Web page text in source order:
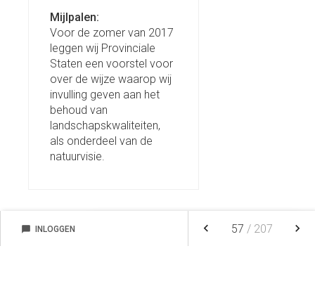
Mijlpalen:
Voor de zomer van 2017
leggen wij Provinciale
Staten een voorstel voor
over de wijze waarop wij
invulling geven aan het
behoud van
landschapskwaliteiten,
als onderdeel van de
natuurvisie.
FAVORIETEN
chat_bubble INLOGGEN keyboard_arrow_left 57 / 207 keyboard_arrow_right